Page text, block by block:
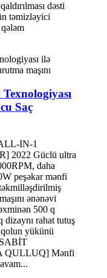
dəsti
təmizləyici
Saç
IN-1
2022 Güclü ultra
daha
peşəkar mənfi
təkmilləşdirilmiş
ənənəvi
500 q
rahat tutuş
yükünü
QULLUQ] Mənfi